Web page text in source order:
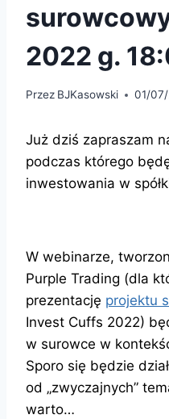
2022 g.
Przez BJKasowski 01/
Już dziś zapraszam
podczas którego
inwestowania w
W webinarze,
Purple Trading (dla
prezentację projektu
Invest Cuffs 2022)
w surowce w
Sporo się będzie
od „zwyczajnych”
warto…